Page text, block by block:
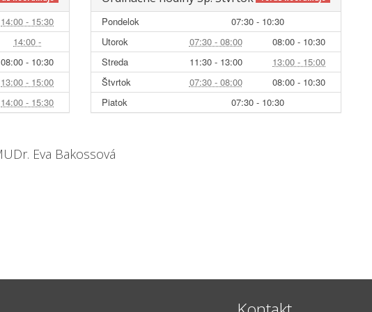
14:00 - 15:30
14:00 -
08:00 - 10:30
13:00 - 15:00
14:00 - 15:30
Pondelok
07:30 - 10:30
Utorok
07:30 - 08:00
08:00 - 10:30
Streda
11:30 - 13:00
13:00 - 15:00
Štvrtok
07:30 - 08:00
08:00 - 10:30
Piatok
07:30 - 10:30
Eva Bakossová